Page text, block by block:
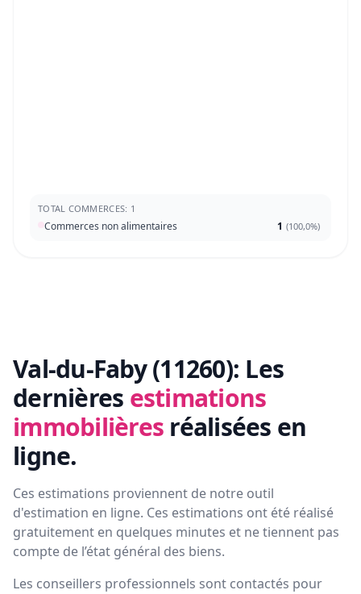
TOTAL COMMERCES: 1
Commerces non alimentaires 1 (100,0%)
Val-du-Faby (11260): Les
dernières estimations
immobilières réalisées en
ligne.
Ces estimations proviennent de notre outil
d'estimation en ligne. Ces estimations ont été réalisé
gratuitement en quelques minutes et ne tiennent pas
compte de l’état général des biens.
Les conseillers professionnels sont contactés pour